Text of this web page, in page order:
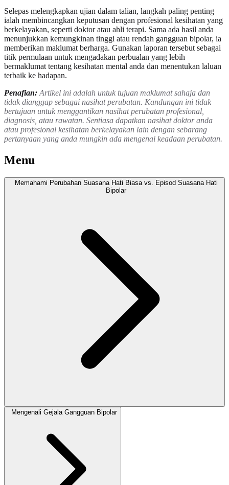
Selepas melengkapkan ujian dalam talian, langkah paling penting
ialah membincangkan keputusan dengan profesional kesihatan yang
berkelayakan, seperti doktor atau ahli terapi. Sama ada hasil anda
menunjukkan kemungkinan tinggi atau rendah gangguan bipolar, ia
memberikan maklumat berharga. Gunakan laporan tersebut sebagai
titik permulaan untuk mengadakan perbualan yang lebih
bermaklumat tentang kesihatan mental anda dan menentukan laluan
terbaik ke hadapan.
Penafian: Artikel ini adalah untuk tujuan maklumat sahaja dan
tidak dianggap sebagai nasihat perubatan. Kandungan ini tidak
bertujuan untuk menggantikan nasihat perubatan profesional,
diagnosis, atau rawatan. Sentiasa dapatkan nasihat doktor anda
atau profesional kesihatan berkelayakan lain dengan sebarang
pertanyaan yang anda mungkin ada mengenai keadaan perubatan.
Menu
Memahami Perubahan Suasana Hati Biasa vs. Episod Suasana Hati
Bipolar
Mengenali Gejala Gangguan Bipolar